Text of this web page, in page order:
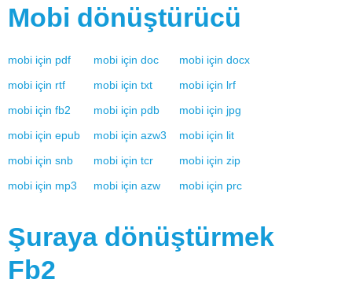
Mobi dönüştürücü
mobi için pdf mobi için doc mobi için docx
mobi için rtf mobi için txt mobi için lrf
mobi için fb2 mobi için pdb mobi için jpg
mobi için epub mobi için azw3 mobi için lit
mobi için snb mobi için tcr mobi için zip
mobi için mp3 mobi için azw mobi için prc
Şuraya dönüştürmek
Fb2